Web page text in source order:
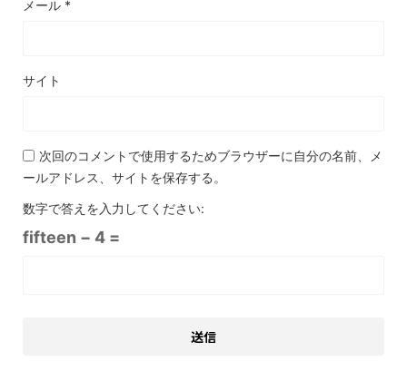
メール *
サイト
次回のコメントで使用するためブラウザーに自分の名前、メ
ールアドレス、サイトを保存する。
数字で答えを入力してください:
fifteen − 4 =